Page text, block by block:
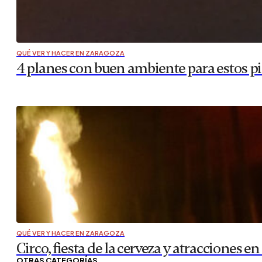
QUÉ VER Y HACER EN ZARAGOZA
4 planes con buen ambiente para estos
QUÉ VER Y HACER EN ZARAGOZA
Circo, fiesta de la cerveza y atracciones